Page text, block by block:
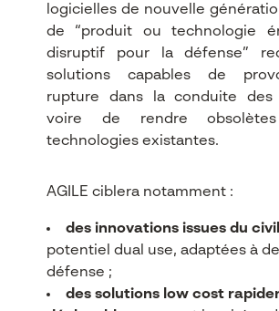
logicielles de nouvelle
de “produit ou technologie
disruptif pour la défense”
solutions capables de
rupture dans la conduite des
voire de rendre obsolètes
technologies existantes.​
AGILE ciblera notamment :
des innovations issues du civil
potentiel dual use, adaptées à
défense ;​
des solutions low cost